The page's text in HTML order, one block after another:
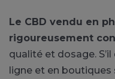
Le CBD vendu en
rigoureusement
qualité et dosage.
ligne et en boutiques